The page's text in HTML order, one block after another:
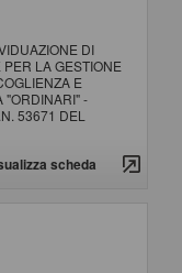
DI
LA GESTIONE
E
"ORDINARI" -
53671 DEL
scheda